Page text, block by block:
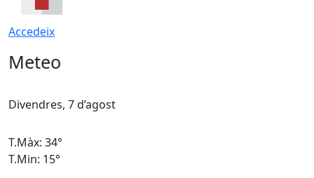
Accedeix
Meteo
Divendres, 7 d’agost
T.Màx: 34°
T.Min: 15°